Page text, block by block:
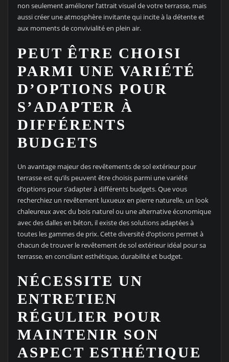
non seulement améliorer l’attrait visuel de votre terrasse, mais
aussi créer une atmosphère invitante qui incite à la détente et
aux moments de convivialité en plein air.
PEUT ÊTRE CHOISI
PARMI UNE VARIÉTÉ
D’OPTIONS POUR
S’ADAPTER À
DIFFÉRENTS
BUDGETS
Un avantage majeur des revêtements de sol extérieur pour
terrasse est qu’ils peuvent être choisis parmi une variété
d’options pour s’adapter à différents budgets. Que vous
recherchiez un revêtement luxueux en pierre naturelle, un look
chaleureux avec du bois naturel ou une alternative économique
avec des dalles en béton, il existe des solutions adaptées à
toutes les gammes de prix. Cette diversité d’options permet à
chacun de trouver le revêtement de sol extérieur idéal pour sa
terrasse, en conciliant esthétique, durabilité et budget.
NÉCESSITE UN
ENTRETIEN
RÉGULIER POUR
MAINTENIR SON
ASPECT ESTHÉTIQUE